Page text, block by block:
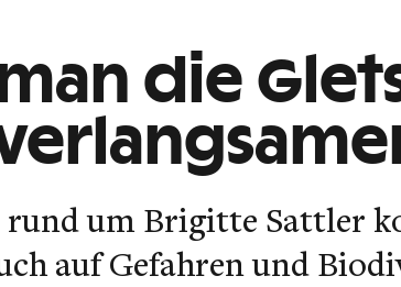
man die
rund um Brigitte Sattler
auf Gefahren und